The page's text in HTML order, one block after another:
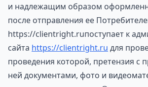
и надлежащим образом
после отправления ее
https://clientright.ruпоступает к
сайта https://clientright.ru для
проведения которой, претензия с
ней документами, фото и